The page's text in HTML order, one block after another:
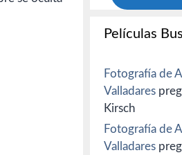
Películas
Fotografía de
Valladares
Kirsch
Fotografía de
Valladares